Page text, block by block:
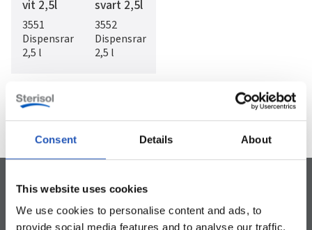
Consent Details About
This website uses cookies
We use cookies to personalise content and ads, to
provide social media features and to analyse our traffic.
vit 2,5l
3551
Dispensrar
2,5 l
svart 2,5l
3552
Dispensrar
2,5 l
 